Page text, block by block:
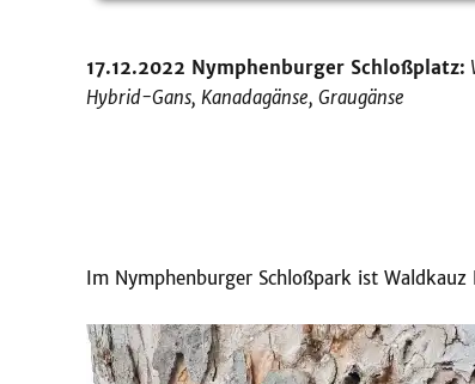
17.12.2022 Nymphenburger Schloßplatz:
Hybrid-Gans, Kanadagänse, Graugänse
Im Nymphenburger Schloßpark ist